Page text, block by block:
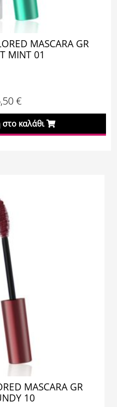
MASCARA GR
MINT 01
€
καλάθι
MASCARA GR
10